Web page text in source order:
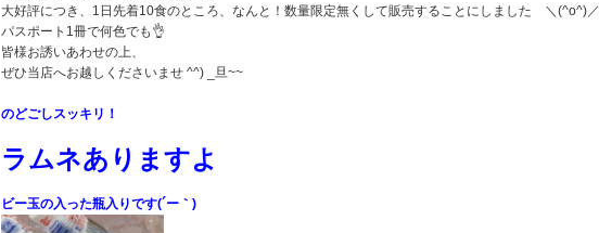
大好評につき、1日先着10食のところ、なんと！数量限定無くして販売することにしました ＼(^o^)／
パスポート1冊で何色でも👌
皆様お誘いあわせの上、
ぜひ当店へお越しくださいませ ^^) _旦~~
のどごしスッキリ！
ラムネありますよ
ビー玉の入った瓶入りです(´ー｀)